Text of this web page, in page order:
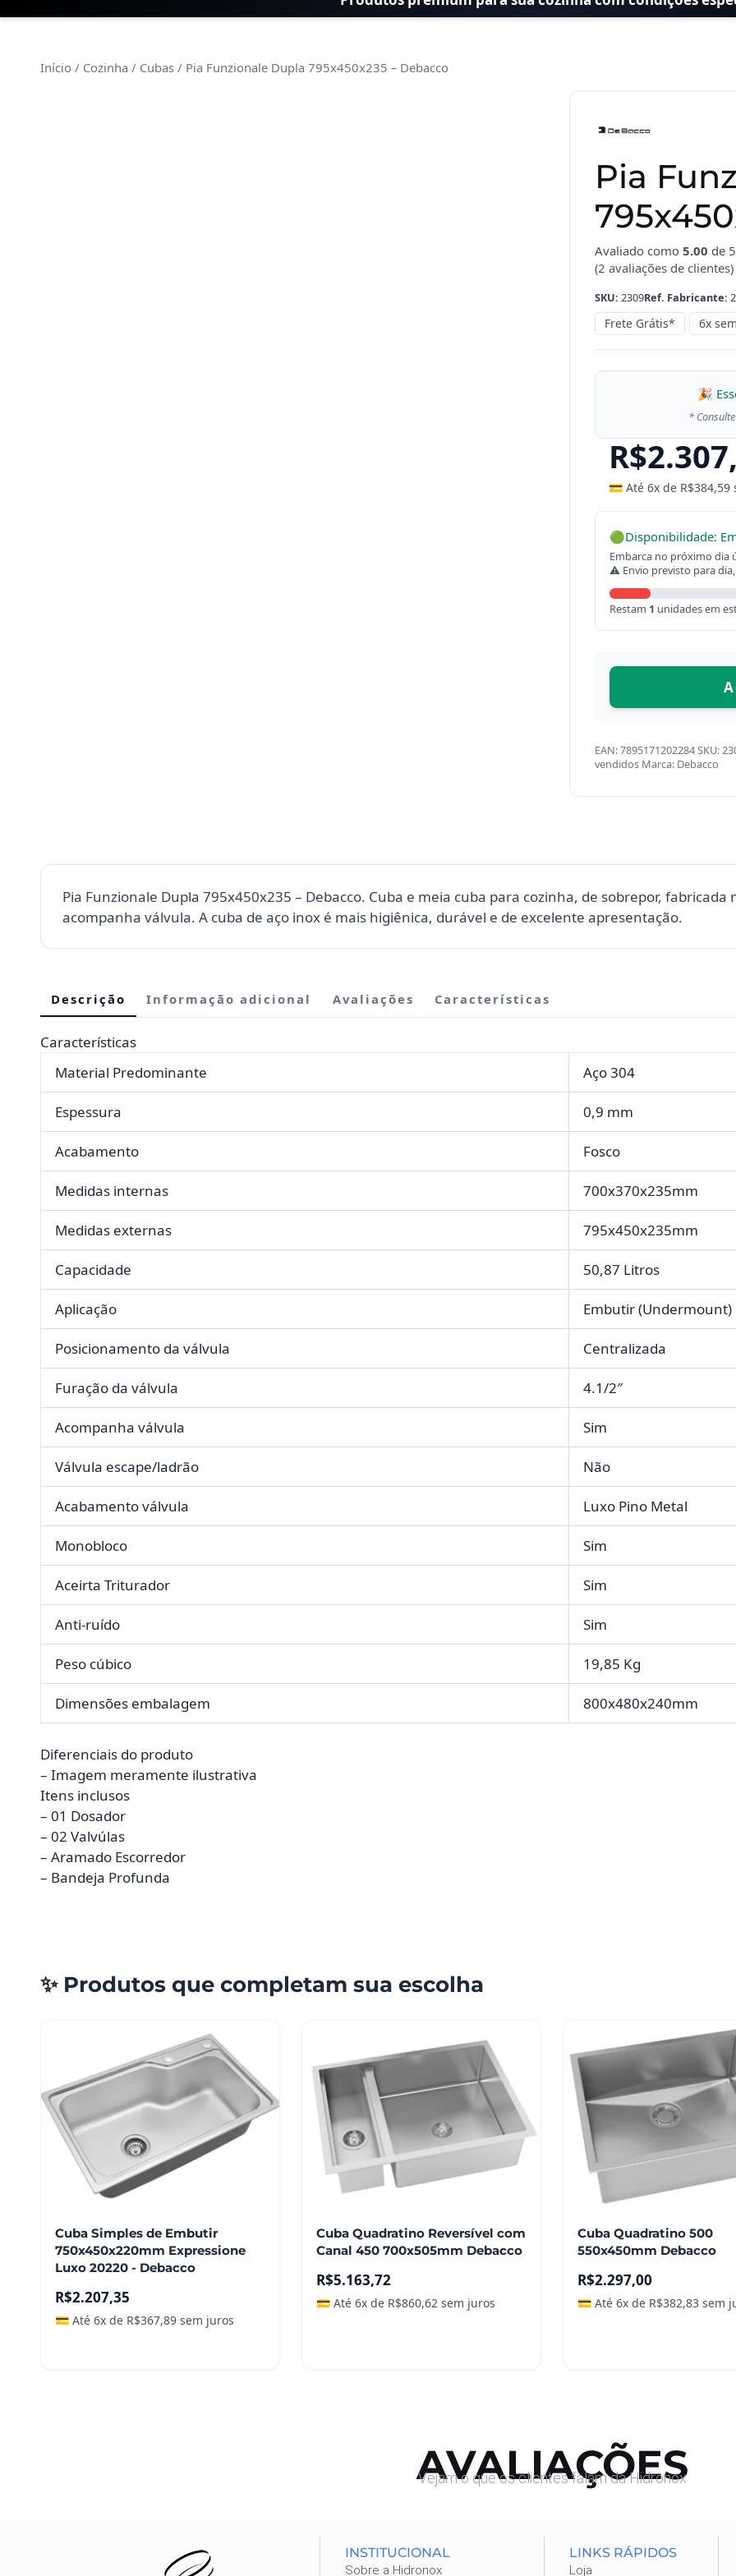
Início / Cozinha / Cubas / Pia Funzionale Dupla 795x450x235 – Debacco
Pia
Avaliado como 5.00 de
(2 avaliações de clientes)
SKU: 2309Ref. Fabricante:
Frete Grátis* 6x
🎉
*
R$
💳 Até 6x de R$384,59
🟢Disponibilidade:
Embarca no próximo dia
⚠ Envio previsto para
Restam 1 unidades em
Dupla
795x450x235
-
Debacco
quantidade
EAN:7895171202284SKU:
vendidos Marca: Debacco
Pia Funzionale Dupla 795x450x235 – Debacco. Cuba e meia cuba para cozinha, de sobrepor,
acompanha válvula. A cuba de aço inox é mais higiênica, durável e de excelente apresentação.
Descrição Informação adicional Avaliações Características
Características
Material Predominante
Aço 304
Espessura 0,9 mm
Acabamento Fosco
Medidas internas 700x370x235mm
Medidas externas 795x450x235mm
Capacidade 50,87 Litros
Aplicação Embutir
Posicionamento da válvula Centralizada
Furação da válvula 4.1/2″
Acompanha válvula Sim
Válvula escape/ladrão Não
Acabamento válvula Luxo Pino Metal
Monobloco Sim
Aceirta Triturador Sim
Anti-ruído Sim
Peso cúbico 19,85 Kg
Dimensões embalagem 800x480x240mm
Diferenciais do produto
– Imagem meramente ilustrativa
Itens inclusos
– 01 Dosador
– 02 Valvúlas
– Aramado Escorredor
– Bandeja Profunda
✨ Produtos que completam sua escolha
Cuba Simples de Embutir
750x450x220mm Expressione
Luxo 20220 - Debacco
R$2.207,35
💳 Até 6x de R$367,89 sem juros
Cuba Quadratino Reversível com
Canal 450 700x505mm Debacco
R$5.163,72
💳 Até 6x de R$860,62sem juros
Cuba Quadratino 500
550x450mm Debacco
R$2.297,00
💳 Até 6x de R$382,83 sem
AVALIAÇÕES
Vejam o que os clientes falam da Hidronox
INSTITUCIONAL
Sobre a Hidronox
LINKS RÁPIDOS
Loja